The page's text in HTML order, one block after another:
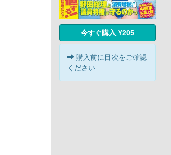
今すぐ購入 ¥205
購入前に目次をご確認
ください